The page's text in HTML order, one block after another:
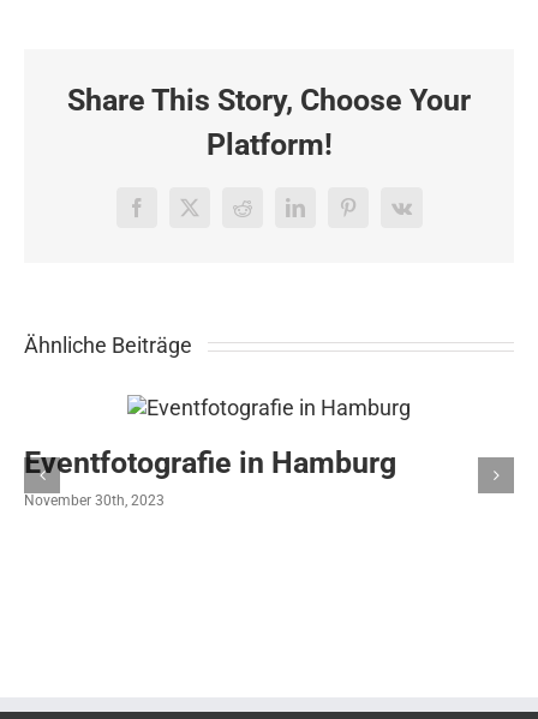
09.09.2019
Share This Story, Choose Your
Platform!
Facebook
X RedditLinkedInPinterest
Vk
Ähnliche Beiträge
Eventfotografie in Hamburg
November 30th, 2023